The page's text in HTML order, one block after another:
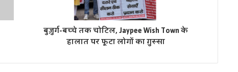
बुज़ुर्ग-बच्चे तक चोटिल, Jaypee Wish Town के
हालात पर फूटा लोगों का ग़ुस्सा